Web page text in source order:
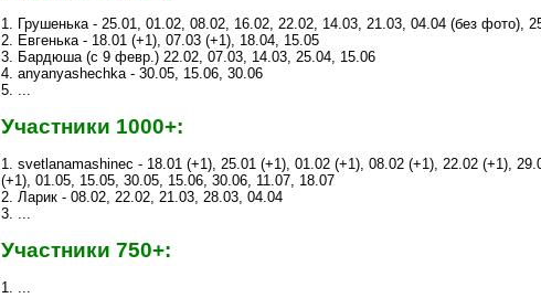
1. Грушенька - 25.01, 01.02, 08.02, 16.02, 22.02, 14.03, 21.03, 04.04 (без фото),
2. Евгенька - 18.01 (+1), 07.03 (+1), 18.04, 15.05
3. Бардюша (с 9 февр.) 22.02, 07.03, 14.03, 25.04, 15.06
4. anyanyashechka - 30.05, 15.06, 30.06
5. ...
Участники 1000+:
1. svetlanamashinec - 18.01 (+1), 25.01 (+1), 01.02 (+1), 08.02 (+1), 22.02 (+1),
(+1), 01.05, 15.05, 30.05, 15.06, 30.06, 11.07, 18.07
2. Ларик - 08.02, 22.02, 21.03, 28.03, 04.04
3. ...
Участники 750+:
1. ...